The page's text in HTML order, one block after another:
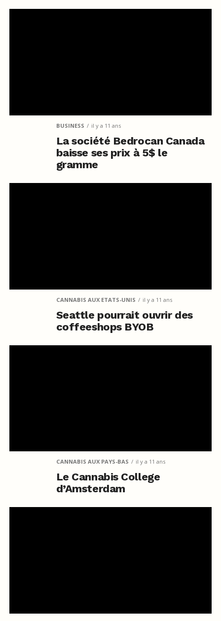
BUSINESS il y a 11 ans
La société Bedrocan Canada
baisse ses prix à 5$ le
gramme
CANNABIS AUX ETATS-UNIS il y a 11 ans
Seattle pourrait ouvrir des
coffeeshops BYOB
CANNABIS AUX PAYS-BAS il y a 11 ans
Le Cannabis College
d’Amsterdam